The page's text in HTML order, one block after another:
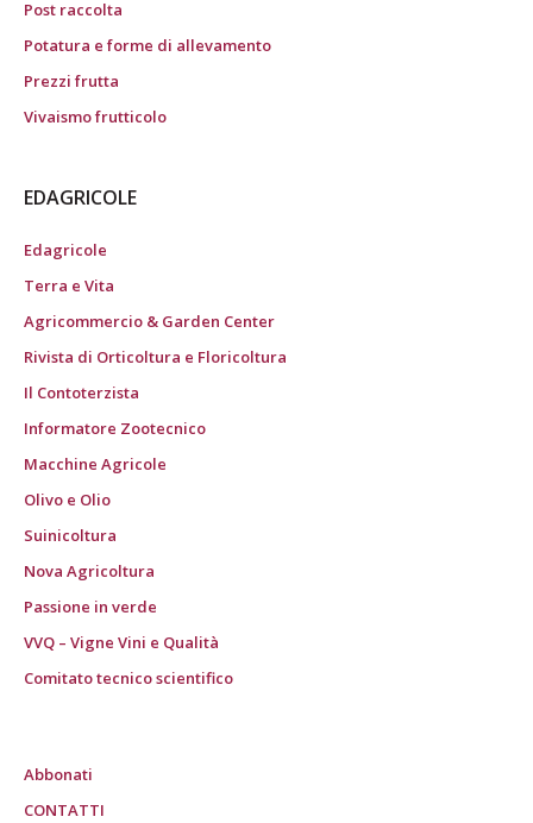
Post raccolta
Potatura e forme di allevamento
Prezzi frutta
Vivaismo frutticolo
EDAGRICOLE
Edagricole
Terra e Vita
Agricommercio & Garden Center
Rivista di Orticoltura e Floricoltura
Il Contoterzista
Informatore Zootecnico
Macchine Agricole
Olivo e Olio
Suinicoltura
Nova Agricoltura
Passione in verde
VVQ – Vigne Vini e Qualità
Comitato tecnico scientifico
Abbonati
CONTATTI